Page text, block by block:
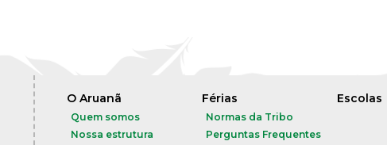
O Aruanã
Quem somos
Nossa estrutura
Férias
Normas da Tribo
Perguntas Frequentes
Escolas